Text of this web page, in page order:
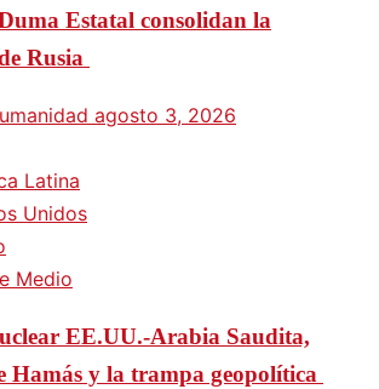
Estatal consolidan la
Rusia
agosto 3, 2026
Latina
Unidos
Medio
EE.UU.-Arabia Saudita,
Hamás y la trampa geopolítica